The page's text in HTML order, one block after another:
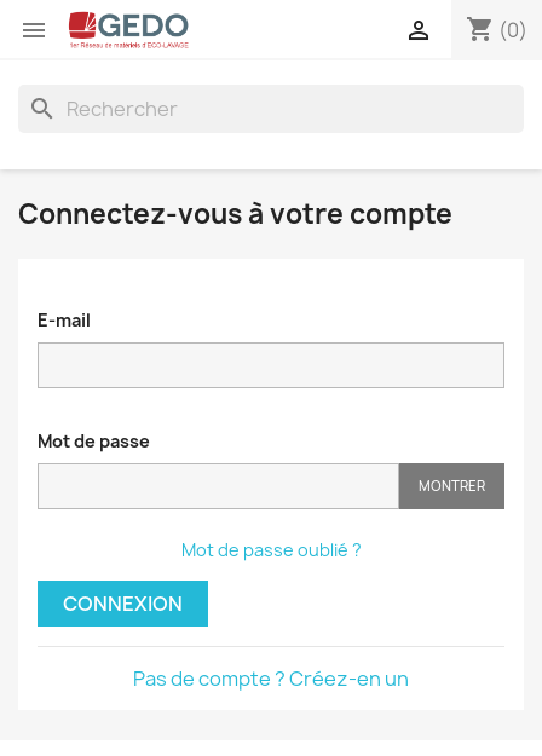
 shopping_cart (0)

search
Connectez-vous à votre compte
E-mail
Mot de passe
MONTRER
Mot de passe oublié ?
CONNEXION
Pas de compte ? Créez-en un